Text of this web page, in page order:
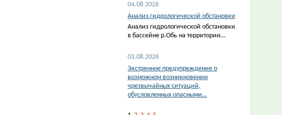
04.08.2026
Анализ гидрологической обстановки
Анализ гидрологической обстановки
в бассейне р.Обь на территории…
03.08.2026
Экстренное предупреждение о
возможном возникновении
чрезвычайных ситуаций,
обусловленных опасными…